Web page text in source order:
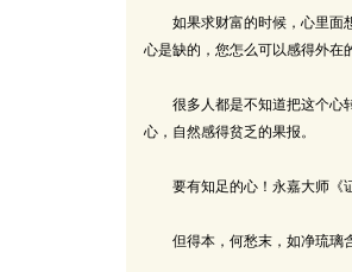
如果求财富的时候，心里面想
心是缺的，您怎么可以感得外在
很多人都是不知道把这个心转
心，自然感得贫乏的果报。
要有知足的心！永嘉大师《
但得本，何愁末，如净琉璃